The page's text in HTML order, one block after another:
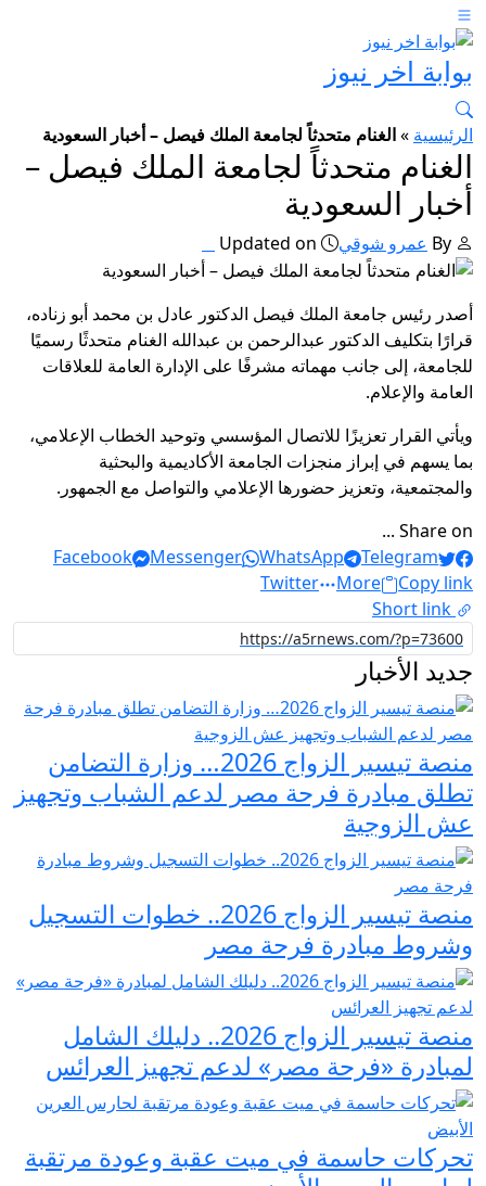
بوابة اخر نيوز
الرئيسية »الغنام متحدثاً لجامعة الملك فيصل – أخبار السعودية
الغنام متحدثاً لجامعة الملك فيصل –
أخبار السعودية
By عمرو شوقي Updated on
أصدر رئيس جامعة الملك فيصل الدكتور عادل بن محمد أبو زناده،
قرارًا بتكليف الدكتور عبدالرحمن بن عبدالله الغنام متحدثًا رسميًا
للجامعة، إلى جانب مهماته مشرفًا على الإدارة العامة للعلاقات
العامة والإعلام.
ويأتي القرار تعزيزًا للاتصال المؤسسي وتوحيد الخطاب الإعلامي،
بما يسهم في إبراز منجزات الجامعة الأكاديمية والبحثية
والمجتمعية، وتعزيز حضورها الإعلامي والتواصل مع الجمهور.
Share on ...
Facebook
Messenger WhatsApp
Telegram
Twitter
More
Copy link
Short link
جديد الأخبار
منصة تيسير الزواج 2026… وزارة التضامن
تطلق مبادرة فرحة مصر لدعم الشباب وتجهيز
عش الزوجية
منصة تيسير الزواج 2026.. خطوات التسجيل
وشروط مبادرة فرحة مصر
منصة تيسير الزواج 2026.. دليلك الشامل
لمبادرة «فرحة مصر» لدعم تجهيز العرائس
تحركات حاسمة في ميت عقبة وعودة مرتقبة